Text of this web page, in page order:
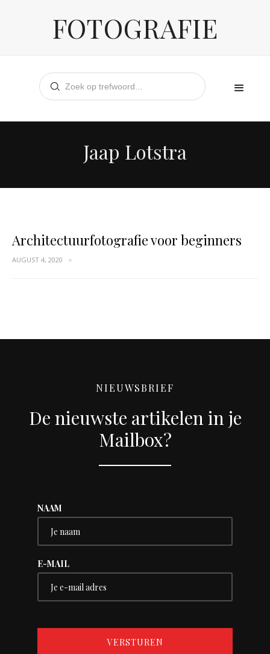
FOTOGRAFIE
Jaap Lotstra
Architectuurfotografie voor beginners
AUGUST 4, 2020
NIEUWSBRIEF
De nieuwste artikelen in je
Mailbox?
NAAM
E-MAIL